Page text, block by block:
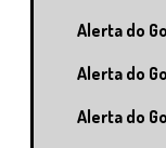
Alerta do
Alerta do
Alerta do